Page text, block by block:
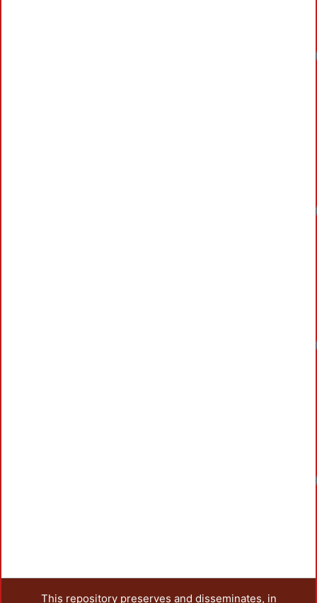
This repository preserves and disseminates, in